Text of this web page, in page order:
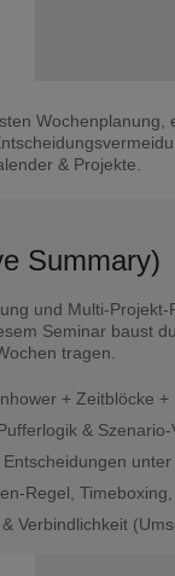
& Projekte.
Summary)
und Multi-
Seminar baust
tragen.
+ Zeitblöcke
&
Regel,
Verbindlichkeit